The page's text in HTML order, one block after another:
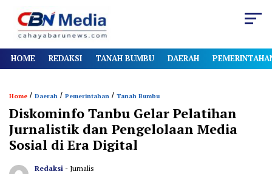
HOME REDAKSI TANAH BUMBU DAERAH
Home / Daerah / Pemerintahan / Tanah Bumbu
Diskominfo Tanbu Gelar Pelatihan
Jurnalistik dan Pengelolaan Media
Sosial di Era Digital
Redaksi - Jurnalis